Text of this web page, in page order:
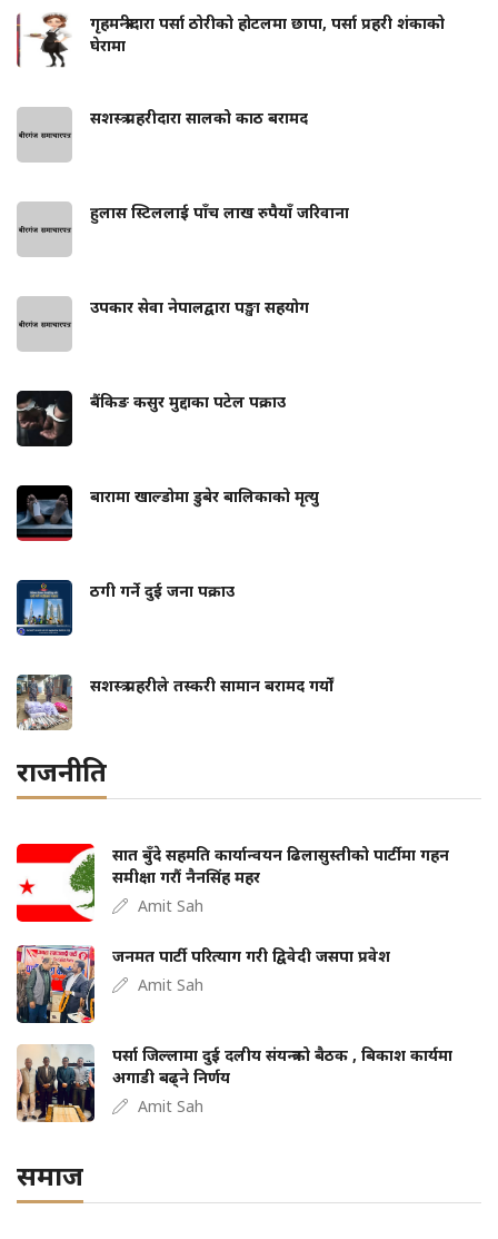
गृहमन्त्रीदारा पर्सा ठोरीको होटलमा छापा, पर्सा प्रहरी शंकाको
घेरामा
सशस्त्र प्रहरीदारा सालको काठ बरामद
हुलास स्टिललाई पाँच लाख रुपैयाँ जरिवाना
उपकार सेवा नेपालद्वारा पङ्खा सहयोग
बैंकिङ कसुर मुद्दाका पटेल पक्राउ
बारामा खाल्डोमा डुबेर बालिकाको मृत्यु
ठगी गर्ने दुई जना पक्राउ
सशस्त्र प्रहरीले तस्करी सामान बरामद गर्यों
राजनीति
सात बुँदे सहमति कार्यान्वयन ढिलासुस्तीको पार्टीमा गहन
समीक्षा गरौं नैनसिंह महर
Amit Sah
जनमत पार्टी परित्याग गरी द्विवेदी जसपा प्रवेश
Amit Sah
पर्सा जिल्लामा दुई दलीय संयन्त्रको बैठक , बिकाश कार्यमा
अगाडी बढ्ने निर्णय
Amit Sah
समाज